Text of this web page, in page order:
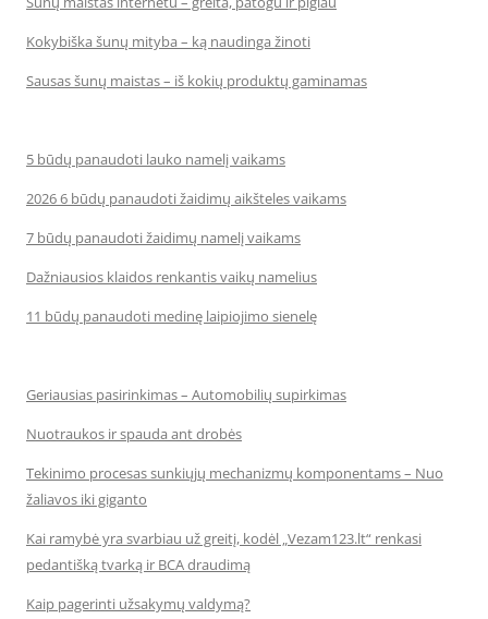
Kokybiška šunų mityba – ką naudinga žinoti
Sausas šunų maistas – iš kokių produktų gaminamas
5 būdų panaudoti lauko namelį vaikams
2026 6 būdų panaudoti žaidimų aikšteles vaikams
7 būdų panaudoti žaidimų namelį vaikams
Dažniausios klaidos renkantis vaikų namelius
11 būdų panaudoti medinę laipiojimo sienelę
Geriausias pasirinkimas – Automobilių supirkimas
Nuotraukos ir spauda ant drobės
Tekinimo procesas sunkiųjų mechanizmų komponentams – Nuo
žaliavos iki giganto
Kai ramybė yra svarbiau už greitį, kodėl „Vezam123.lt“ renkasi
pedantišką tvarką ir BCA draudimą
Kaip pagerinti užsakymų valdymą?